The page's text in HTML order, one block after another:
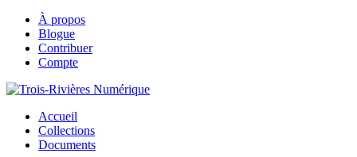
À propos
Blogue
Contribuer
Compte
Accueil
Collections
Documents